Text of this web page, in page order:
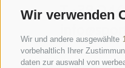
Wir verwenden
Wir und andere ausgewählte
vorbehaltlich Ihrer
daten zur auswahl von
T +39
IT EN